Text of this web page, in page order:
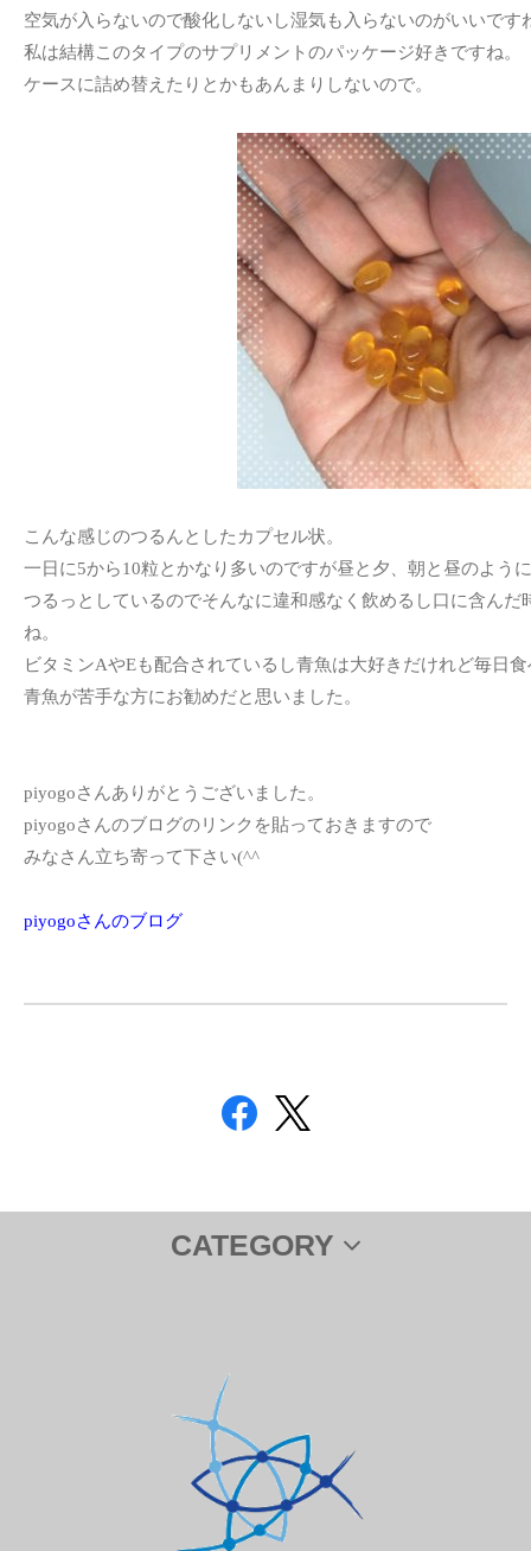
空気が入らないので酸化しないし湿気も入らないのがいいです
私は結構このタイプのサプリメントのパッケージ好きですね。
ケースに詰め替えたりとかもあんまりしないので。
こんな感じのつるんとしたカプセル状。
一日に5から10粒とかなり多いのですが昼と夕、朝と昼のよう
つるっとしているのでそんなに違和感なく飲めるし口に含ん
ね。
ビタミンAやEも配合されているし青魚は大好きだけれど毎日
青魚が苦手な方にお勧めだと思いました。
piyogoさんありがとうございました。
piyogoさんのブログのリンクを貼っておきますので
みなさん立ち寄って下さい(^^ゞ
piyogoさんのブログ
CATEGORY